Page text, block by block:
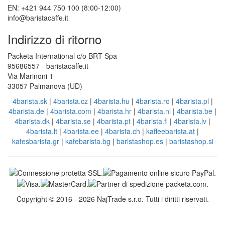
EN: +421 944 750 100 (8:00-12:00)
info@baristacaffe.it
Indirizzo di ritorno
Packeta International c/o BRT Spa
95686557 - baristacaffe.it
Via Marinoni 1
33057 Palmanova (UD)
4barista.sk| 4barista.cz| 4barista.hu | 4barista.ro | 4barista.pl |
4barista.de | 4barista.com | 4barista.hr | 4barista.nl | 4barista.be |
4barista.dk | 4barista.se | 4barista.pt | 4barista.fi | 4barista.lv |
4barista.lt | 4barista.ee | 4barista.ch | kaffeebarista.at |
kafesbarista.gr| kafebarista.bg | baristashop.es| baristashop.si
Copyright © 2016 - 2026 NajTrade s.r.o. Tutti i diritti riservati.